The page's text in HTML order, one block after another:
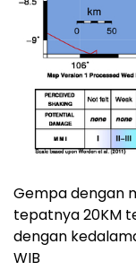
Gempa dengan
tepatnya 20KM
dengan
WIB